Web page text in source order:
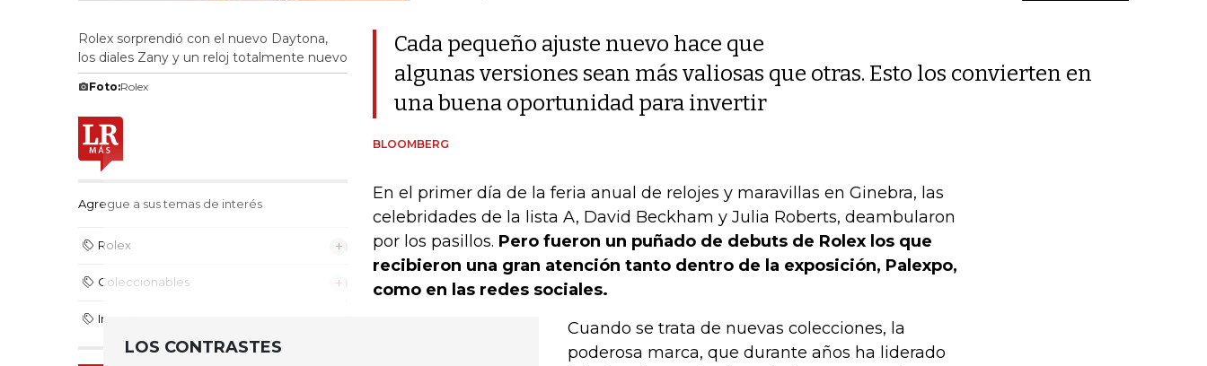
Rolex sorprendió con el nuevo Daytona,
los diales Zany y un reloj totalmente nuevo
Foto:Rolex
Agregue a sus temas de interés
Rolex
Coleccionables
Inversión
Cada pequeño ajuste nuevo hace que
algunas versiones sean más valiosas que otras. Esto los convierten en
una buena oportunidad para invertir
BLOOMBERG
En el primer día de la feria anual de relojes y maravillas en Ginebra, las
celebridades de la lista A, David Beckham y Julia Roberts, deambularon
por los pasillos. Pero fueron un puñado de debuts de Rolex los que
recibieron una gran atención tanto dentro de la exposición, Palexpo,
como en las redes sociales.
LOS CONTRASTES
Cuando se trata de nuevas colecciones, la
poderosa marca, que durante años ha liderado